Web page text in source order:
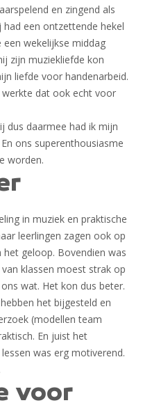
en zingend als
had een ontzettende hekel
een wekelijkse middag
zijn muziekliefde kon
liefde voor handenarbeid.
dat ook echt voor
dus daarmee had ik mijn
ons superenthousiasme
worden.
in muziek en praktische
leerlingen zagen ook op
geloop. Bovendien was
klassen moest strak op
wat. Het kon dus beter.
het bijgesteld en
(modellen team
En juist het
was erg motiverend.
voor